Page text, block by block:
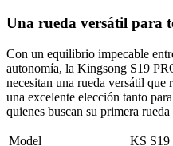
Una rueda versátil para
Con un equilibrio impecable
autonomía, la Kingsong S19
necesitan una rueda versátil
una excelente elección tanto
quienes buscan su primera
Model
KS S19